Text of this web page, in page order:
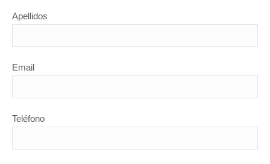
Apellidos
Email
Teléfono